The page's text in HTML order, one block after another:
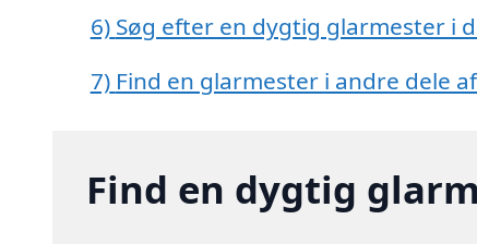
6) Søg efter en dygtig glarmester i
7) Find en glarmester i andre dele
Find en dygtig